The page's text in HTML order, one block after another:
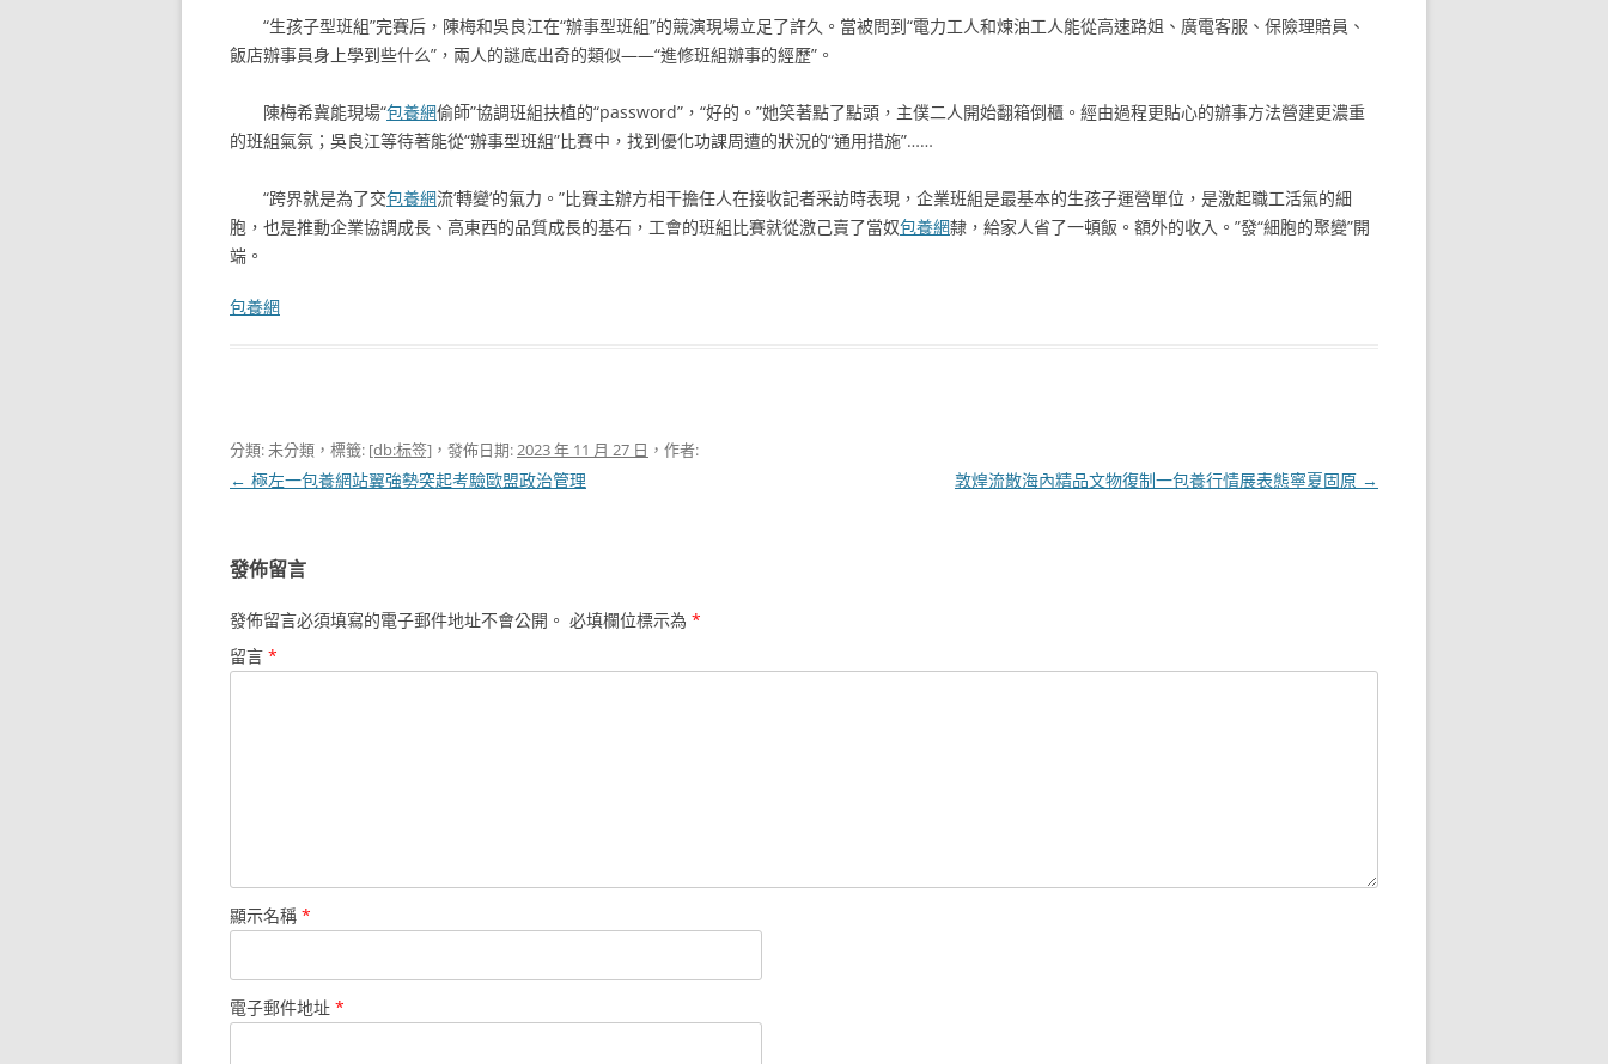
“生孩子型班組”完賽后，陳梅和吳良江在“辦事型班組”的競演現場立足了許久。當被問到“電力工人和煉油工人能從高速路姐、廣電客服、保險理賠員、
飯店辦事員身上學到些什么”，兩人的謎底出奇的類似——“進修班組辦事的經歷”。
陳梅希冀能現場“包養網偷師”協調班組扶植的“password”，“好的。”她笑著點了點頭，主僕二人開始翻箱倒櫃。經由過程更貼心的辦事方法營建更濃重
的班組氣氛；吳良江等待著能從“辦事型班組”比賽中，找到優化功課周遭的狀況的“通用措施”……
“跨界就是為了交包養網流‘轉變’的氣力。”比賽主辦方相干擔任人在接收記者采訪時表現，企業班組是最基本的生孩子運營單位，是激起職工活氣的細
胞，也是推動企業協調成長、高東西的品質成長的基石，工會的班組比賽就從激己賣了當奴包養網隸，給家人省了一頓飯。額外的收入。”發“細胞的聚變”開
端。
包養網
分類: 未分類，標籤: [db:标签] ，發佈日期:2023 年 11 月 27 日 ，作者:
文
覽
← 極左一包養網站翼強勢突起考驗歐盟政治管理 敦煌流散海內精品文物復制一包養行情展表態寧夏固原 →
發佈留言
發佈留言必須填寫的電子郵件地址不會公開。 必填欄位標示為 *
留言 *
顯示名稱 *
電子郵件地址 *